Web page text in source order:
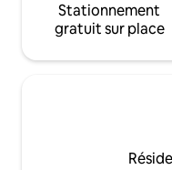
Stationnement
gratuit sur place